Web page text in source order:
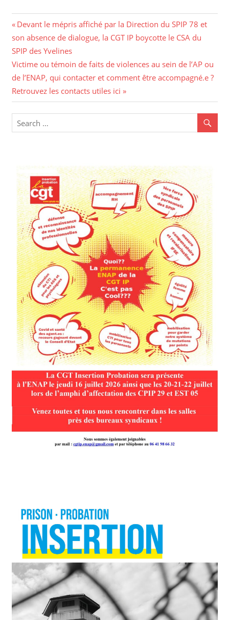
Devant le mépris affiché par la Direction du SPIP 78 et
son absence de dialogue, la CGT IP boycotte le CSA du
SPIP des Yvelines
Victime ou témoin de faits de violences au sein de l’AP ou
de l’ENAP, qui contacter et comment être accompagné.e ?
Retrouvez les contacts utiles ici